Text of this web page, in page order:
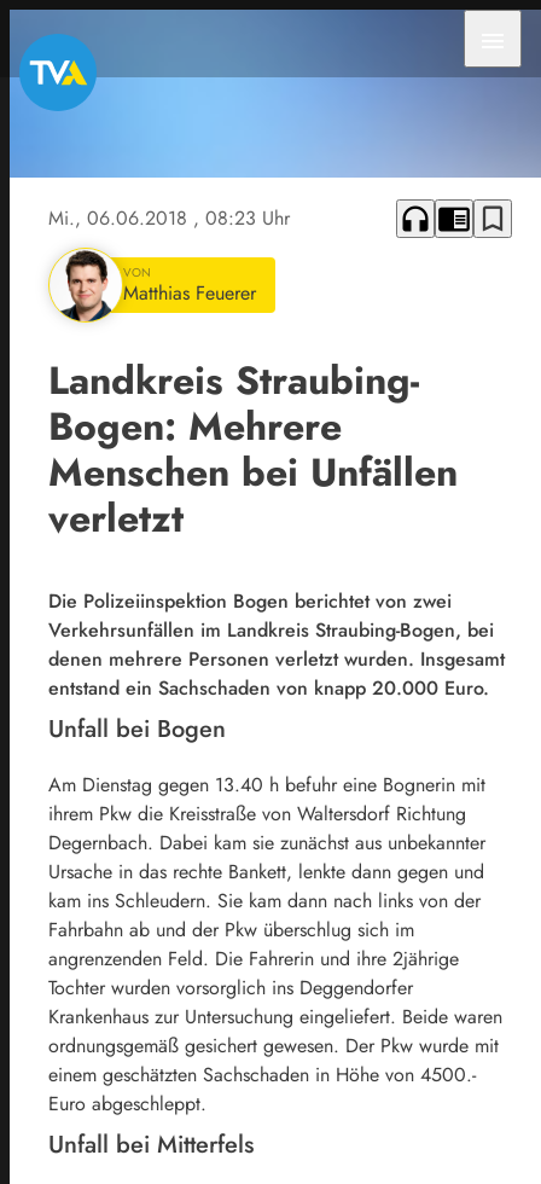
Mi., 06.06.2018 , 08:23 Uhr headphones chrome_reader_mode bookmark_border
VON
Matthias Feuerer
Landkreis Straubing-
Bogen: Mehrere
Menschen bei Unfällen
verletzt
Die Polizeiinspektion Bogen berichtet von zwei
Verkehrsunfällen im Landkreis Straubing-Bogen, bei
denen mehrere Personen verletzt wurden. Insgesamt
entstand ein Sachschaden von knapp 20.000 Euro.
Unfall bei Bogen
Am Dienstag gegen 13.40 h befuhr eine Bognerin mit
ihrem Pkw die Kreisstraße von Waltersdorf Richtung
Degernbach. Dabei kam sie zunächst aus unbekannter
Ursache in das rechte Bankett, lenkte dann gegen und
kam ins Schleudern. Sie kam dann nach links von der
Fahrbahn ab und der Pkw überschlug sich im
angrenzenden Feld. Die Fahrerin und ihre 2jährige
Tochter wurden vorsorglich ins Deggendorfer
Krankenhaus zur Untersuchung eingeliefert. Beide waren
ordnungsgemäß gesichert gewesen. Der Pkw wurde mit
einem geschätzten Sachschaden in Höhe von 4500.-
Euro abgeschleppt.
Unfall bei Mitterfels